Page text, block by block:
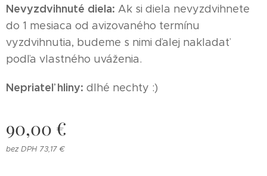
Nevyzdvihnuté diela: Ak si diela nevyzdvihnete
do 1 mesiaca od avizovaného termínu
vyzdvihnutia, budeme s nimi ďalej nakladať
podľa vlastného uváženia.
Nepriateľ hliny: dlhé nechty :)
90,00 €
bez DPH 73,17 €